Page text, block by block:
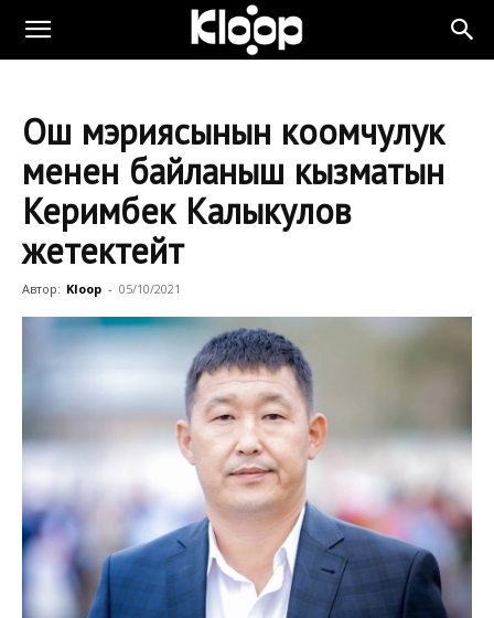
Ош мэриясынын коомчулук
менен байланыш кызматын
Керимбек Калыкулов
жетектейт
Автор: Kloop - 05/10/2021